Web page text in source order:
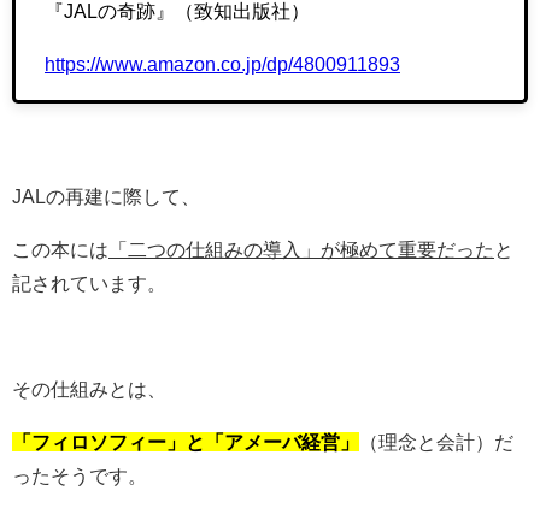
『JALの奇跡』（致知出版社）
https://www.amazon.co.jp/dp/4800911893
JALの再建に際して、
この本には 「二つの仕組みの導入」が極めて重要だった と
記されています。
その仕組みとは、
「フィロソフィー」と「アメーバ経営」
（理念と会計）だ
ったそうです。